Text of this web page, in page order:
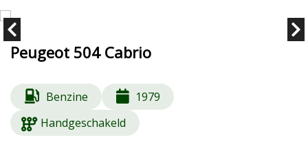
Peugeot 504 Cabrio
Benzine
1979
Handgeschakeld